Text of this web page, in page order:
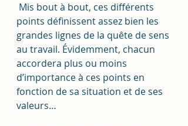
points définissent assez bien les
grandes lignes de la quête de sens
au travail. Évidemment, chacun
accordera plus ou moins
d’importance à ces points en
fonction de sa situation et de ses
valeurs…